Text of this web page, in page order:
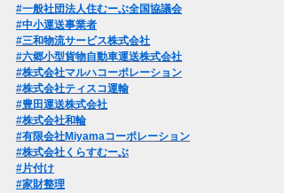
#一般社団法人住むーぶ全国協議会
#中小運送事業者
#三和物流サービス株式会社
#六郷小型貨物自動車運送株式会社
#株式会社マルハコーポレーション
#株式会社ティスコ運輸
#豊田運送株式会社
#株式会社和輪
#有限会社Miyamaコーポレーション
#株式会社くらすむーぶ
#片付け
#家財整理